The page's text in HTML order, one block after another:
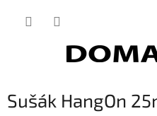
Sušák HangOn